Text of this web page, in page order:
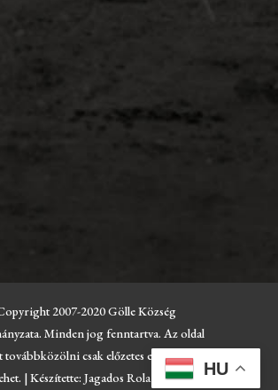
2007-2020 Gölle Község
Minden jog fenntartva. Az oldal
csak előzetes engedéllyel
| Készítette: Jagados Roland
HU